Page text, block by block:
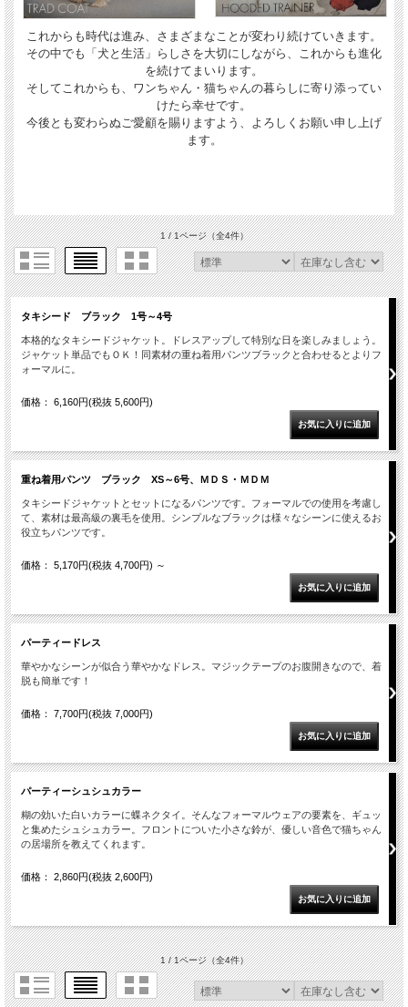
これからも時代は進み、さまざまなことが変わり続けていきます。
その中でも「犬と生活」らしさを大切にしながら、これからも進化
を続けてまいります。
そしてこれからも、ワンちゃん・猫ちゃんの暮らしに寄り添ってい
けたら幸せです。
今後とも変わらぬご愛顧を賜りますよう、よろしくお願い申し上げ
ます。
1 / 1ページ（全4件）
タキシード ブラック 1号～4号
本格的なタキシードジャケット。ドレスアップして特別な日を楽しみましょう。
ジャケット単品でもＯＫ！同素材の重ね着用パンツブラックと合わせるとよりフ
ォーマルに。
価格： 6,160円(税抜 5,600円)
重ね着用パンツ ブラック XS～6号、ＭＤＳ・ＭＤＭ
タキシードジャケットとセットになるパンツです。フォーマルでの使用を考慮し
て、素材は最高級の裏毛を使用。シンプルなブラックは様々なシーンに使えるお
役立ちパンツです。
価格： 5,170円(税抜 4,700円) ～
パーティードレス
華やかなシーンが似合う華やかなドレス。マジックテープのお腹開きなので、着
脱も簡単です！
価格： 7,700円(税抜 7,000円)
パーティーシュシュカラー
糊の効いた白いカラーに蝶ネクタイ。そんなフォーマルウェアの要素を、ギュッ
と集めたシュシュカラー。フロントについた小さな鈴が、優しい音色で猫ちゃん
の居場所を教えてくれます。
価格： 2,860円(税抜 2,600円)
1 / 1ページ（全4件）